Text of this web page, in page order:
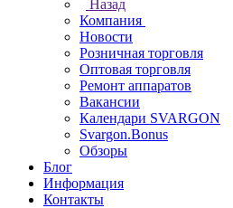
Назад
Компания
Новости
Розничная торговля
Оптовая торговля
Ремонт аппаратов
Вакансии
Календари SVARGON
Svargon.Bonus
Обзоры
Блог
Информация
Контакты